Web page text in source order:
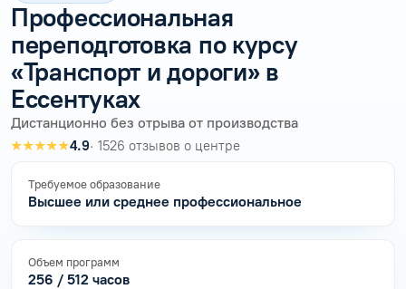
Профессиональная
переподготовка по курсу
«Транспорт и дороги» в
Ессентуках
Дистанционно без отрыва от производства
★★★★★4.9· 1526 отзывов о центре
Требуемое образование
Высшее или среднее профессиональное
Объем программ
256 / 512 часов